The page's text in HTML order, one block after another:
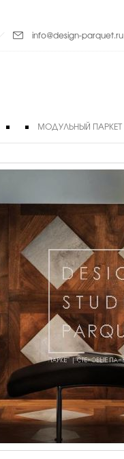
info@design-parquet.ru
МОДУЛЬНЫЙ ПАРКЕТ